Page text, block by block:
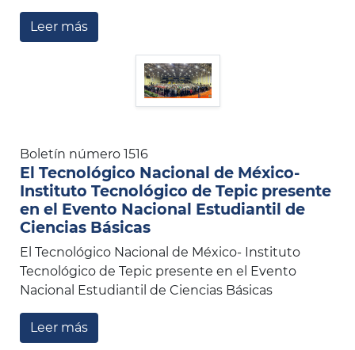
Leer más
Boletín número 1516
El Tecnológico Nacional de México-
Instituto Tecnológico de Tepic presente
en el Evento Nacional Estudiantil de
Ciencias Básicas
El Tecnológico Nacional de México- Instituto
Tecnológico de Tepic presente en el Evento
Nacional Estudiantil de Ciencias Básicas
Leer más